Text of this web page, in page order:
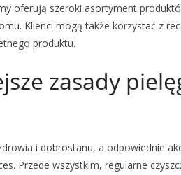
oferują szeroki asortyment
Klienci mogą także korzystać z
produktu.
zasady
i dobrostanu, a odpowiednie
Przede wszystkim, regularne